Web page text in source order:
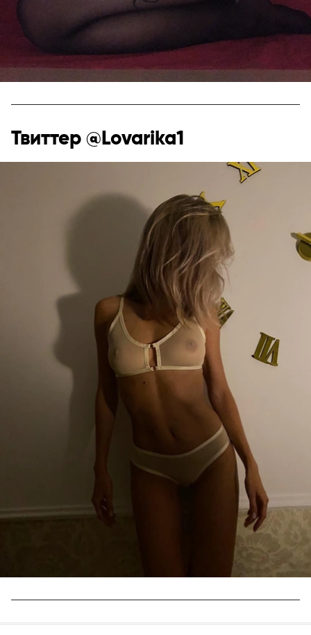
Твиттер @Lovarika1